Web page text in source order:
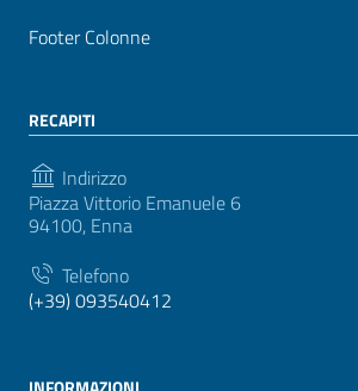
Footer Colonne
RECAPITI
Indirizzo
Piazza Vittorio Emanuele 6
94100, Enna
Telefono
(+39) 093540412